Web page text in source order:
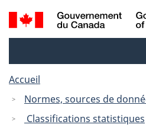
à
Recherche
et
Accueil
Normes, sources de
Classifications statistiques